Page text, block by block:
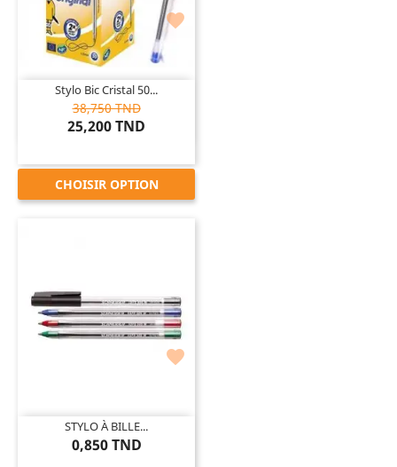

Stylo Bic Cristal 50...
38,750 TND
25,200 TND
CHOISIR OPTION

STYLO À BILLE...
0,850 TND